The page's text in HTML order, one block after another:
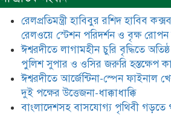
জেলা ডিবি টিমের
রতন লাল বিশ্বাসকে ৫০
কোডিন যুক্ত সিরাপসহ
ঈশ্বরদীতে বিএনপি
জমি ও দোকান দখলের
অভিযোগে সংবাদ
যে ঐক্যের মাধ্যমে
রেলপ্রতিমন্ত্রী হাবিবুর রশিদ হাবিব
রেলওয়ে স্টেশন পরিদর্শন ও বৃক্ষ
ঈশ্বরদীতে লাগামহীন চুরি বৃদ্ধিতে
পুলিশ সুপার ও ওসির জরুরি হস্তক্ষেপ
ঈশ্বরদীতে আর্জেন্টিনা-স্পেন ফাইনাল
দুই পক্ষের উত্তেজনা-ধাক্কাধাক্কি
বাংলাদেশসহ বাসযোগ্য পৃথিবী গড়তে